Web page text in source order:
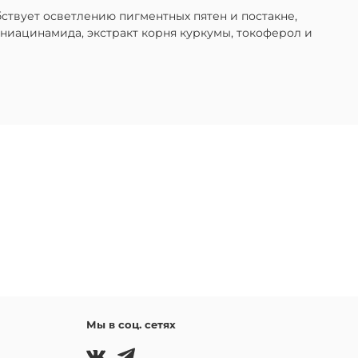
осветлению пигментных пятен и постакне,
экстракт корня куркумы, токоферол и
Мы в соц. сетях